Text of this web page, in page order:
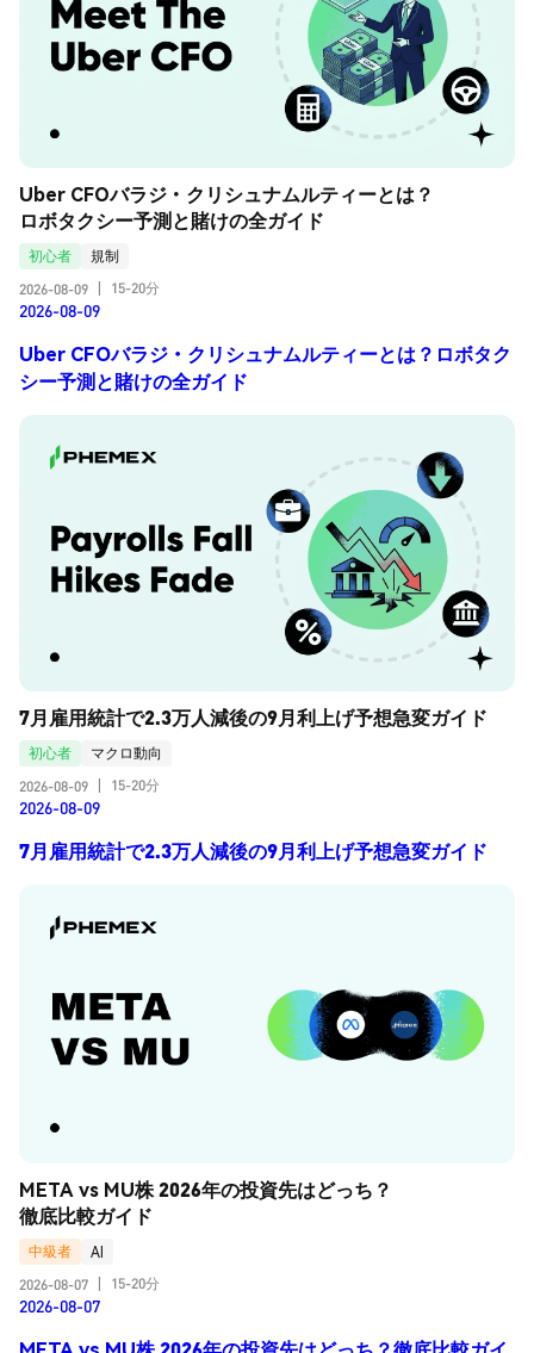
Uber CFOバラジ・クリシュナムルティーとは？
ロボタクシー予測と賭けの全ガイド
初心者
規制
2026-08-09
15-20分
2026-08-09
Uber CFOバラジ・クリシュナムルティーとは？ロボタク
シー予測と賭けの全ガイド
7月雇用統計で2.3万人減後の9月利上げ予想急変ガイド
初心者
マクロ動向
2026-08-09
15-20分
2026-08-09
7月雇用統計で2.3万人減後の9月利上げ予想急変ガイド
META vs MU株 2026年の投資先はどっち？
徹底比較ガイド
中級者
AI
2026-08-07
15-20分
2026-08-07